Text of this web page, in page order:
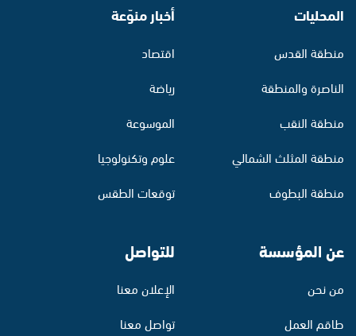
المحليات
منطقة القدس
الناصرة والمنطقة
منطقة النقب
منطقة المثلث الشمالي
منطقة البطوف
أخبار منوّعة
اقتصاد
رياضة
الموسوعة
علوم وتكنولوجيا
توقعات الطقس
عن المؤسسة
من نحن
طاقم العمل
للتواصل
الإعلان معنا
تواصل معنا